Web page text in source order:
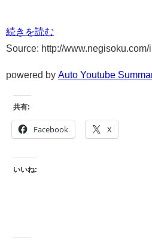
続きを読む
Source: http://www.negisoku.com/
powered by Auto Youtube
共有:
Facebook X
いいね: